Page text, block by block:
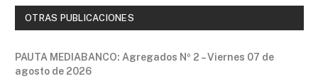
OTRAS PUBLICACIONES
PAUTA MEDIABANCO: Agregados Nº 2 – Viernes 07 de
agosto de 2026